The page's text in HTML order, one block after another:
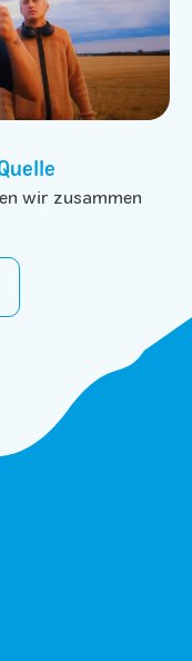
wir zusammen